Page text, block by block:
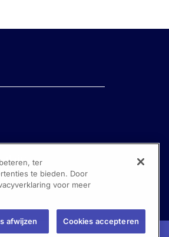
VICTORION-INITIATE
ter
te bieden. Door
voor meer
afwijzen Cookies accepteren